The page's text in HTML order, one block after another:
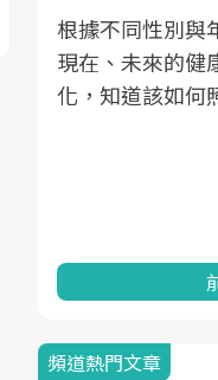
根據不同性別與
現在、未來的健
化，知道該如何
頻道熱門文章